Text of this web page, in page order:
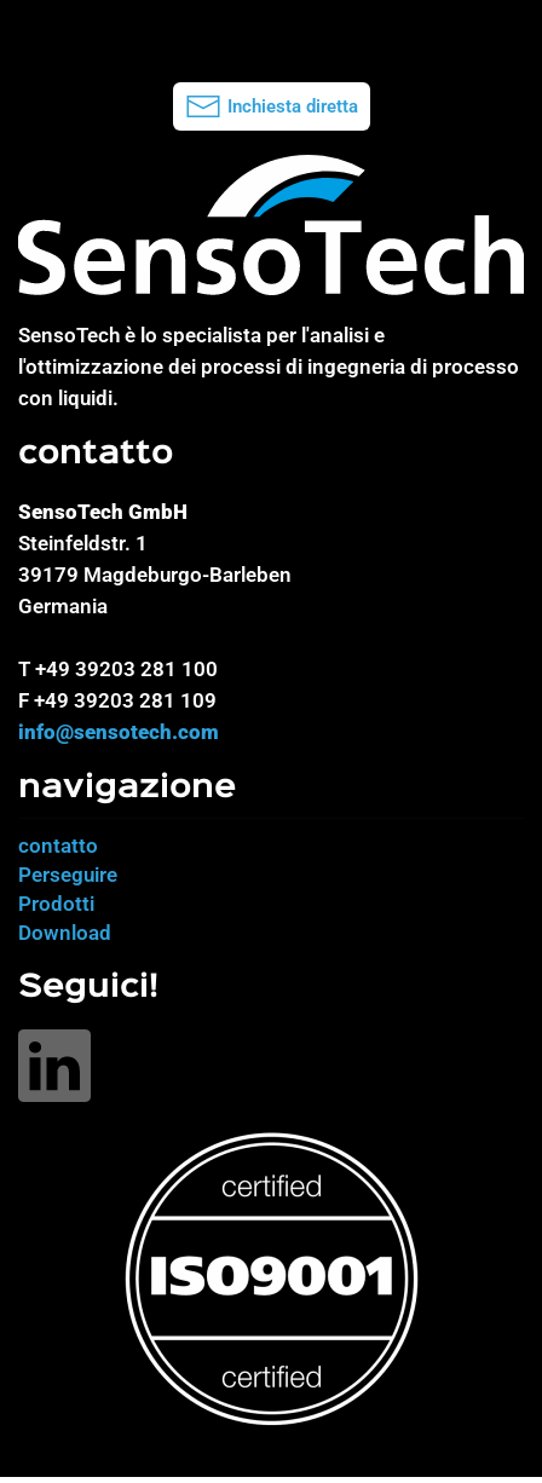
Inchiesta diretta
SensoTech è lo specialista per l'analisi e
l'ottimizzazione dei processi di ingegneria di processo
con liquidi.
contatto
SensoTech GmbH
Steinfeldstr. 1
39179 Magdeburgo-Barleben
Germania
T +49 39203 281 100
F +49 39203 281 109
info@sensotech.com
navigazione
contatto
Perseguire
Prodotti
Download
Seguici!